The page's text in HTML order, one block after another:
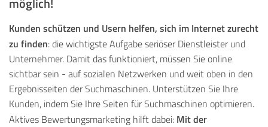
Kunden schützen und Usern helfen, sich im Internet zurecht
zu finden: die wichtigste Aufgabe seriöser Dienstleister und
Unternehmer. Damit das funktioniert, müssen Sie online
sichtbar sein - auf sozialen Netzwerken und weit oben in den
Ergebnisseiten der Suchmaschinen. Unterstützen Sie Ihre
Kunden, indem Sie Ihre Seiten für Suchmaschinen optimieren.
Aktives Bewertungsmarketing hilft dabei: Mit der